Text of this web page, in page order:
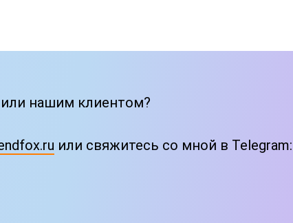
или нашим клиентом?
или свяжитесь со мной в Telegram: